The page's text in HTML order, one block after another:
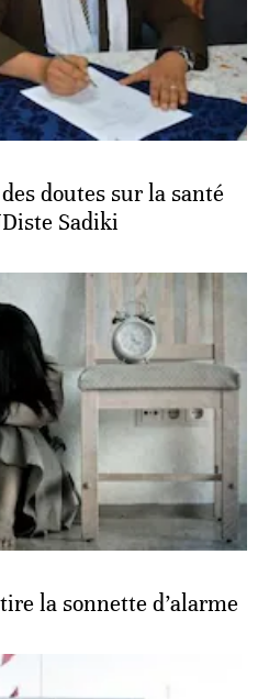
doutes sur la santé
Sadiki
la sonnette d’alarme